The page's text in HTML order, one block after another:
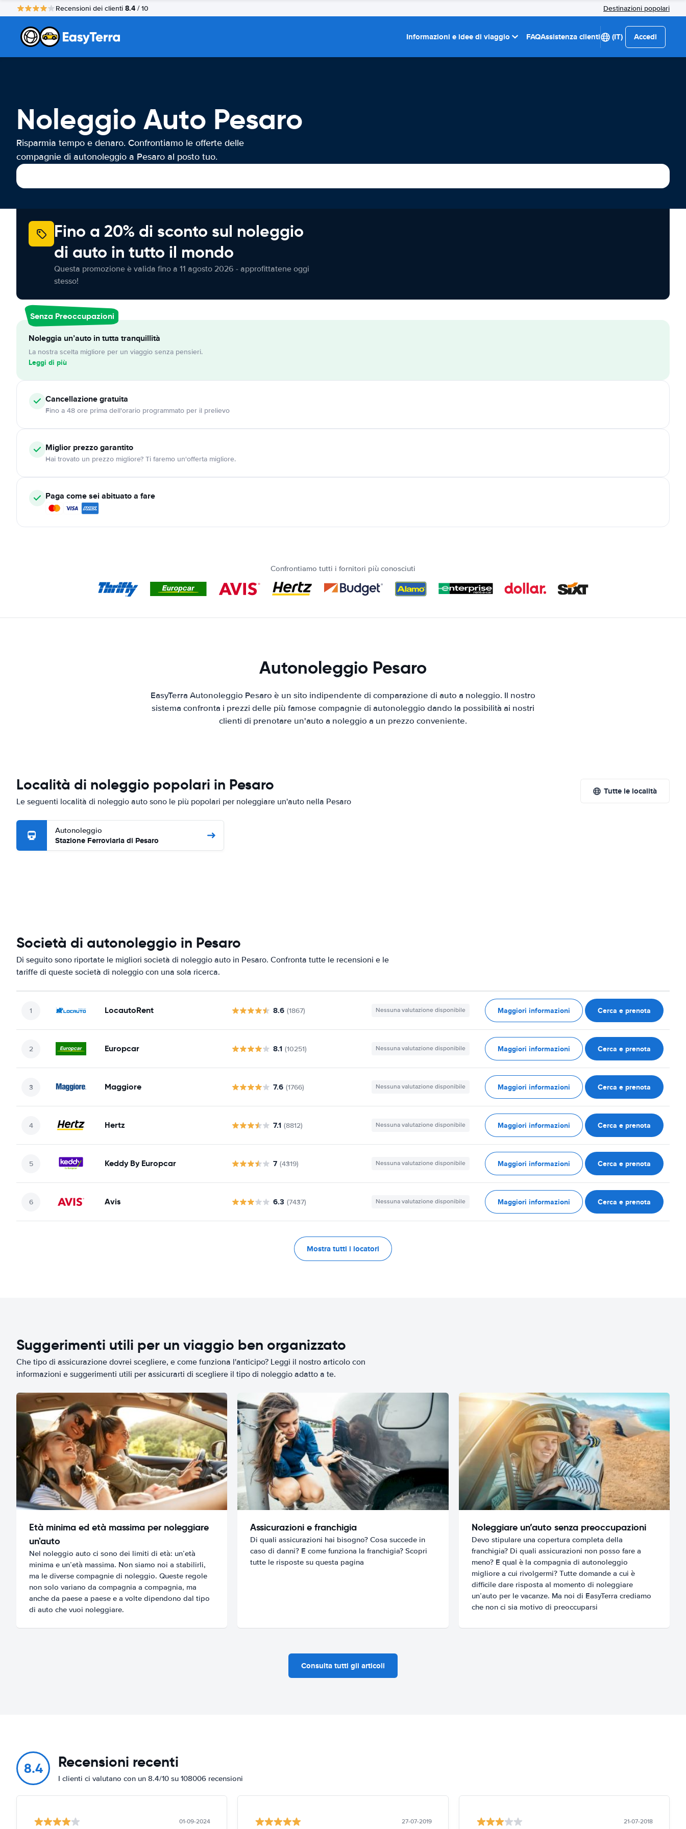
Recensioni dei clienti 8.4 / 10 Destinazioni popolari
Informazioni e idee di viaggio FAQAssistenza clienti (IT) Accedi
Noleggio Auto Pesaro
Risparmia tempo e denaro. Confrontiamo le offerte delle
compagnie di autonoleggio a Pesaro al posto tuo.
Fino a 20% di sconto sul noleggio
di auto in tutto il mondo
Questa promozione è valida fino a 11 agosto 2026 - approfittatene oggi
stesso!
Senza Preoccupazioni
Noleggia un’auto in tutta tranquillità
La nostra scelta migliore per un viaggio senza pensieri.
Leggi di più
Cancellazionegratuita
Fino a 48 ore prima dell'orario programmato per il prelievo
Miglior prezzo garantito
Hai trovato un prezzo migliore? Ti faremo un'offerta migliore.
Paga come sei abituato a fare
Confrontiamo tutti i fornitori più conosciuti
Autonoleggio Pesaro
EasyTerra Autonoleggio Pesaro è un sito indipendente di comparazione di auto a noleggio. Il nostro
sistema confronta i prezzi delle più famose compagnie di autonoleggio dando la possibilità ai nostri
clienti di prenotare un'auto a noleggio a un prezzo conveniente.
Località di noleggio popolari in Pesaro
Le seguenti località di noleggio auto sono le più popolari per noleggiare un'auto nella Pesaro
Tutte le località
Autonoleggio
Stazione Ferroviaria di Pesaro
Società di autonoleggio in Pesaro
Di seguito sono riportate le migliori società di noleggio auto in Pesaro. Confronta tutte le recensioni e le
tariffe di queste società di noleggio con una sola ricerca.
LocautoRent 8.6 (1867) Nessuna valutazione disponibile Maggiori informazioni Cerca e prenota
Europcar 8.1 (10251) Nessuna valutazione disponibile Maggiori informazioni Cerca e prenota
Maggiore 7.6 (1766) Nessuna valutazione disponibile Maggiori informazioni Cerca e prenota
Hertz 7.1 (8812) Nessuna valutazione disponibile Maggiori informazioni Cerca e prenota
Keddy By Europcar 7 (4319) Nessuna valutazione disponibile Maggiori informazioni Cerca e prenota
Avis 6.3 (7437) Nessuna valutazione disponibile Maggiori informazioni Cerca e prenota
Mostra tutti i locatori
Suggerimenti utili per un viaggio ben organizzato
Che tipo di assicurazione dovrei scegliere, e come funziona l'anticipo? Leggi il nostro articolo con
informazioni e suggerimenti utili per assicurarti di scegliere il tipo di noleggio adatto a te.
Età minima ed età massima per noleggiare
un'auto
Nel noleggio auto ci sono dei limiti di età: un’età
minima e un’età massima. Non siamo noi a stabilirli,
ma le diverse compagnie di noleggio. Queste regole
non solo variano da compagnia a compagnia, ma
anche da paese a paese e a volte dipendono dal tipo
di auto che vuoi noleggiare.
Assicurazioni e franchigia
Di quali assicurazioni hai bisogno? Cosa succede in
caso di danni? E come funziona la franchigia? Scopri
tutte le risposte su questa pagina
Noleggiare un’auto senza preoccupazioni
Devo stipulare una copertura completa della
franchigia? Di quali assicurazioni non posso fare a
meno? E qual è la compagnia di autonoleggio
migliore a cui rivolgermi? Tutte domande a cui è
difficile dare risposta al momento di noleggiare
un’auto per le vacanze. Ma noi di EasyTerra crediamo
che non ci sia motivo di preoccuparsi
Consulta tutti gli articoli
8.4 Recensioni recenti
I clienti ci valutano con un 8.4/10 su 108006 recensioni
01-09-2024 27-07-2019 21-07-2018